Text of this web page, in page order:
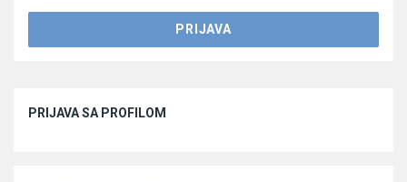
PRIJAVA SA PROFILOM